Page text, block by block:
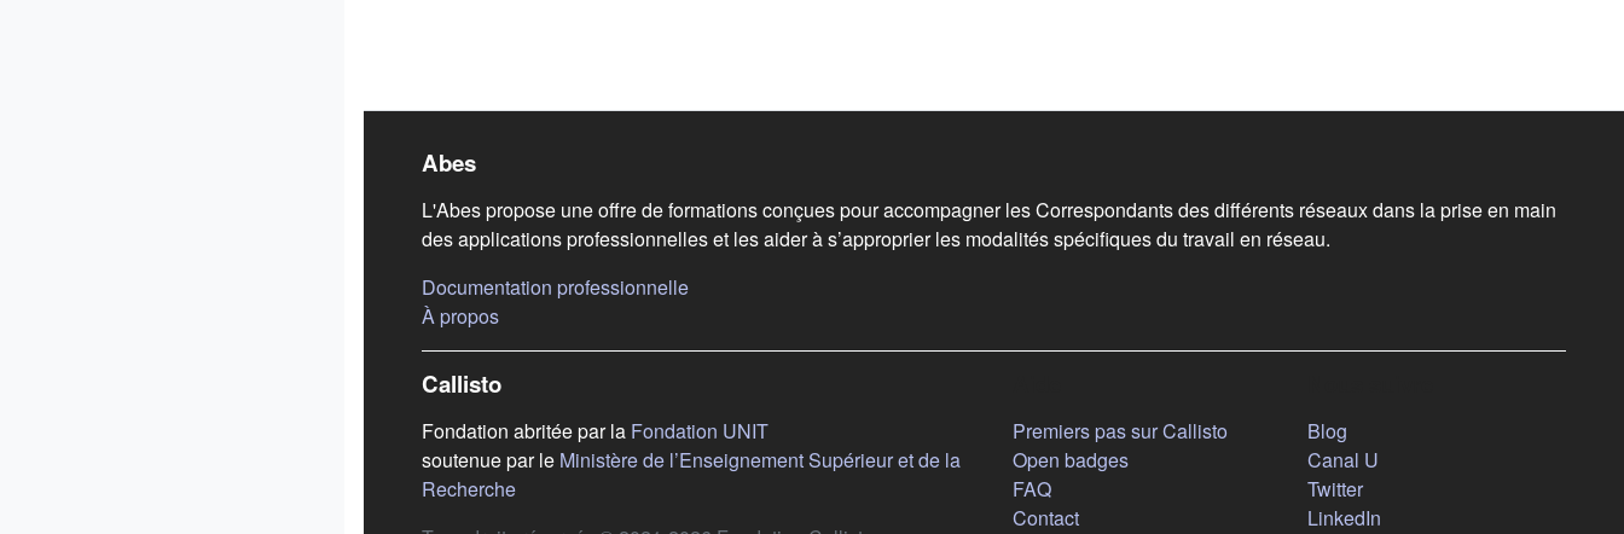
Liens de bas de page
Abes
L'Abes propose une offre de formations conçues pour accompagner les Correspondants des différents réseaux dans la prise en main
des applications professionnelles et les aider à s’approprier les modalités spécifiques du travail en réseau.
Documentation professionnelle(s'ouvre dans un nouvel onglet)
À propos(s'ouvre dans un nouvel onglet)
Callisto
Fondation abritée par la Fondation UNIT(s'ouvre dans un nouvel onglet)
soutenue par le Ministère de l’Enseignement Supérieur et de la
Recherche(s'ouvre dans un nouvel onglet)
Premiers pas sur Callisto
Open badges
FAQ
Contact
Blog(s'ouvre dans un nouvel onglet)
Canal U(s'ouvre dans un nouvel
Twitter(s'ouvre dans un nouvel
LinkedIn(s'ouvre dans un nouvel